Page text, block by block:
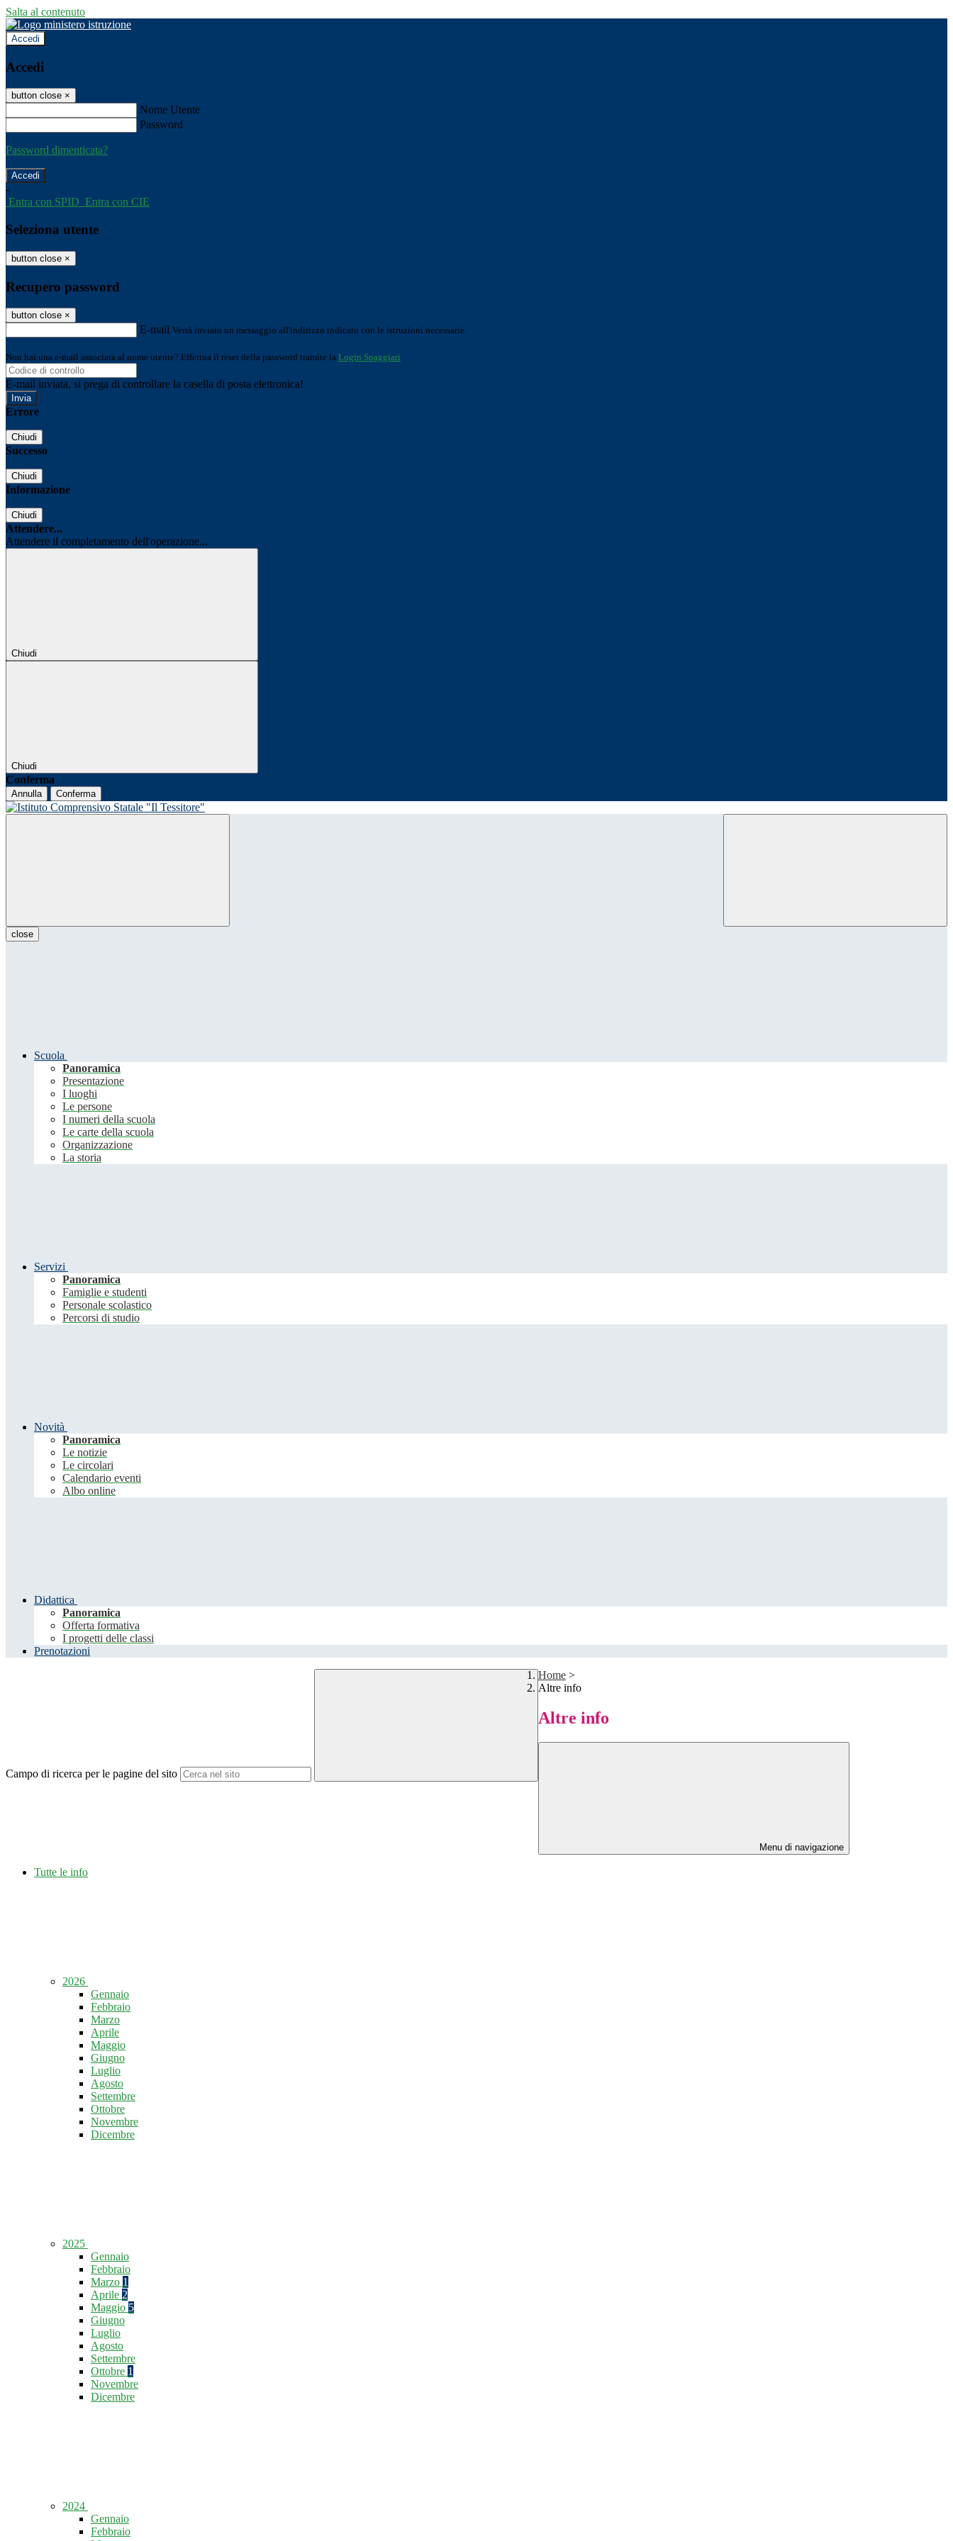
Salta al contenuto
Accedi
Accedi
button close ×
Nome Utente
Password
Password dimenticata?
-
Entra con SPID Entra con CIE
Seleziona utente
button close ×
Recupero password
button close ×
E-mail Verrà inviato un messaggio all'indirizzo indicato con le istruzioni necessarie.
Non hai una e-mail associata al nome utente? Effettua il reset della password tramite la Login Spaggiari
E-mail inviata, si prega di controllare la casella di posta elettronica!
Errore
Chiudi
Successo
Chiudi
Informazione
Chiudi
Attendere...
Attendere il completamento dell'operazione...
Chiudi
Chiudi
Conferma
Annulla Conferma
close
Scuola
Panoramica
Presentazione
I luoghi
Le persone
I numeri della scuola
Le carte della scuola
Organizzazione
La storia
Servizi
Panoramica
Famiglie e studenti
Personale scolastico
Percorsi di studio
Novità
Panoramica
Le notizie
Le circolari
Calendario eventi
Albo online
Didattica
Panoramica
Offerta formativa
I progetti delle classi
Prenotazioni
Campo di ricerca per le pagine del sito
Home >
Altre info
Altre info
Menu di navigazione
Tutte le info
2026
Gennaio
Febbraio
Marzo
Aprile
Maggio
Giugno
Luglio
Agosto
Settembre
Ottobre
Novembre
Dicembre
2025
Gennaio
Febbraio
Marzo 1
Aprile 2
Maggio 5
Giugno
Luglio
Agosto
Settembre
Ottobre 1
Novembre
Dicembre
2024
Gennaio
Febbraio